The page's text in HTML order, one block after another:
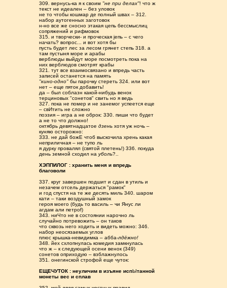
309. вернусь-ка я к своим "не при делах"! что ж
текст не идеален – без уловок
не то чтобы кошмар де полный швах – 312.
набор аутогенных заготовок
н-но все же сносно этакая цепь бессмыслиц
сопряжений и рифмовок
315. и творчески- и проческая jепь – с чего
начать? вопрос... и вот хотя бы
пусть будет лес за лесом грянет степь 318. а
там пустыня море и арабы
верблюды выйдут море посмотреть пока на
них верблюдов смотрят крабы
321. тут все взаимосвязано и впредь часть
записей останется на память
"кино-одно" бы парочку стереть 324. или вот
нет – еще пяток добавить!
да – был соблазн какой-нибудь венок
терциновых "сонетов" свить но я ведь
327. пока не помер и не занемог успеется еще
– свИтить не сложно
поэзия – игра а не оброк: 330. пиши что будет
а не то что должно!
октябрь девятнадцатоедзень хотя уж ночь –
куняю осторожно:
333. не дай божЕ чтоб выскочила хрень какая
неприличная – не тупо ль
я дурку провалял (святой плетень!) 336. покуда
день земной сходил науболь?..
XЭППИЛОГ : хранить меня и впредь
благоволи
337. круг завершен подшит и сдан в утиль и
незачем отсель держаться "рамок"
и год спустя на те же десять миль 340. шаром
кати – таки воздушный замок
героя моего (будь то василь – чи Янус ли
агдам али петроf)
343. ниЧто не в состоянии нарочно ль
случайно потревожить – он таков
что сквозь него ходить и видеть можно: 346.
набор неосязаемых углов
плюс крышка-невидимка – абба-лдёжно!
348. йех схлопнулась комедия замкнулась
что ж – к следующей осени венок (349)
сонетов оприходую – взблажнулось
351. онегинской строфой еще чуток:
ЕЩЕЧУТОК : неуличим в изъяне испЫтанной
монеты вес и сплав